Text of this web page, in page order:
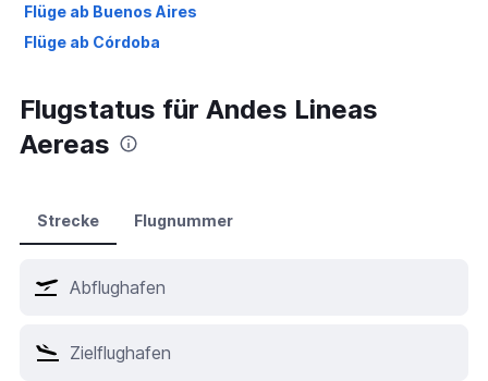
Flüge ab Buenos Aires
Flüge ab Córdoba
Flugstatus für Andes Lineas
Aereas
Strecke Flugnummer